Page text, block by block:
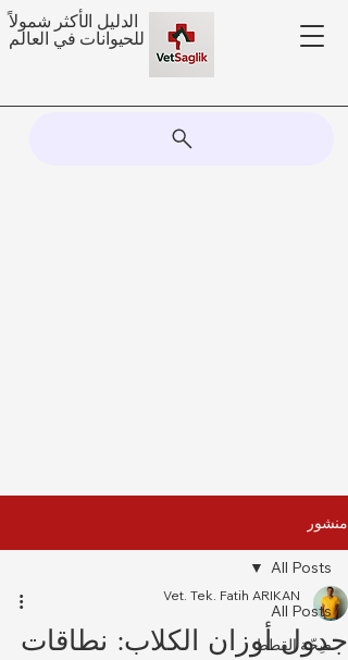
الدليل الأكثر شمولاً
للحيوانات في العالم
منشور
All Posts
صِحّة القطط
All Posts
جدول أوزان الكلاب: نطاقات
Vet. Tek. Fatih ARIKAN